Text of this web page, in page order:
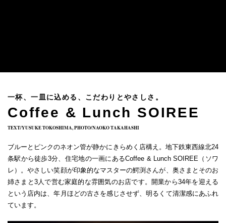
一杯、一皿に込める、こだわりとやさしさ。
Coffee & Lunch SOIREE
TEXT/YUSUKE TOKOSHIMA, PHOTO/NAOKO TAKAHASHI
ブルーとピンクのネオン管が静かにきらめく店構え。地下鉄東西線北24
条駅から徒歩3分、住宅地の一画にあるCoffee & Lunch SOIREE（ソワ
レ）。やさしい笑顔が印象的なマスターの鰐渕さんが、奥さまとそのお
姉さまと3人で営む家庭的な雰囲気のお店です。開業から34年を迎える
という店内は、年月ほどの古さを感じさせず、明るくて清潔感にあふれ
ています。